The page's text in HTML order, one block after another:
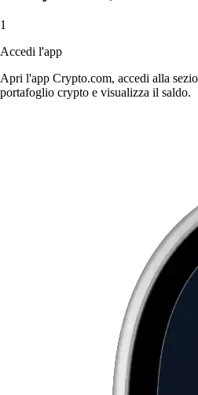
1
Accedi l'app
Apri l'app Crypto.com, accedi alla
portafoglio crypto e visualizza il saldo.